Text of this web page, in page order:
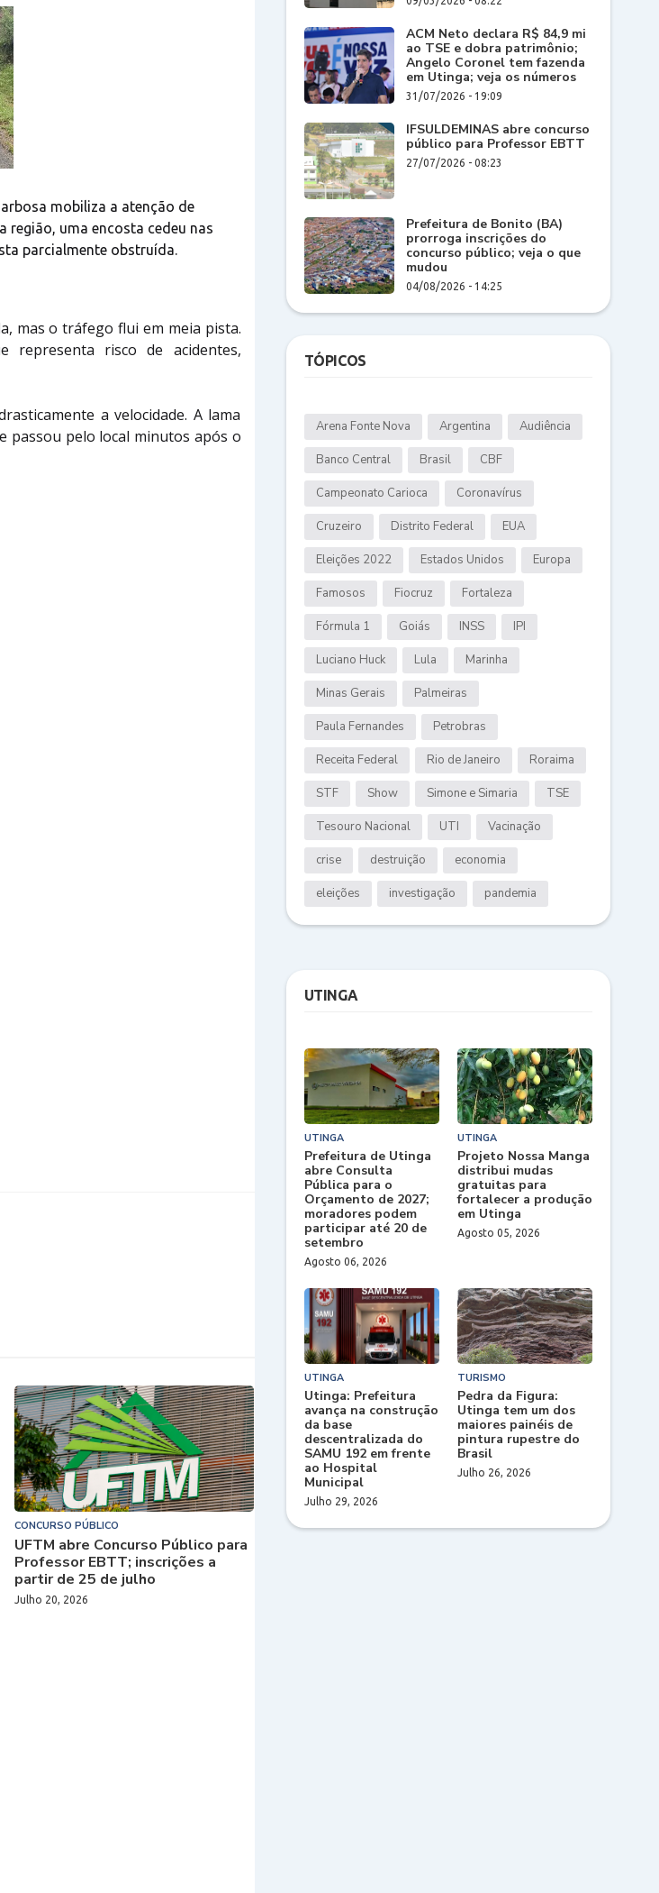
mobiliza a atenção de
uma encosta cedeu nas
parcialmente obstruída.
mas o tráfego flui em meia pista.
risco de acidentes,
a velocidade. A lama
passou pelo local minutos após o
CONCURSO PÚBLICO
UFTM abre Concurso Público para
Professor EBTT; inscrições a
partir de 25 de julho
Julho 20, 2026
ACM Neto declara R$ 84,9 mi
ao TSE e dobra patrimônio;
Angelo Coronel tem fazenda
em Utinga; veja os números
31/07/2026 - 19:09
IFSULDEMINAS abre concurso
público para Professor EBTT
27/07/2026 - 08:23
Prefeitura de Bonito (BA)
prorroga inscrições do
concurso público; veja o que
mudou
04/08/2026 - 14:25
TÓPICOS
Arena Fonte Nova Argentina Audiência
Banco Central Brasil CBF
Campeonato Carioca Coronavírus
Cruzeiro Distrito Federal EUA
Eleições 2022 Estados Unidos Europa
Famosos Fiocruz Fortaleza
Fórmula 1 Goiás INSS IPI
Luciano Huck Lula Marinha
Minas Gerais Palmeiras
Paula Fernandes Petrobras
Receita Federal Rio de Janeiro Roraima
STF Show Simone e Simaria TSE
Tesouro Nacional UTI Vacinação
crise destruição economia
eleições investigação pandemia
UTINGA
UTINGA
Prefeitura de Utinga
abre Consulta
Pública para o
Orçamento de 2027;
moradores podem
participar até 20 de
setembro
Agosto 06, 2026
UTINGA
Projeto Nossa Manga
distribui mudas
gratuitas para
fortalecer a produção
em Utinga
Agosto 05, 2026
UTINGA
Utinga: Prefeitura
avança na construção
da base
descentralizada do
SAMU 192 em frente
ao Hospital
Municipal
Julho 29, 2026
TURISMO
Pedra da Figura:
Utinga tem um dos
maiores painéis de
pintura rupestre do
Brasil
Julho 26, 2026